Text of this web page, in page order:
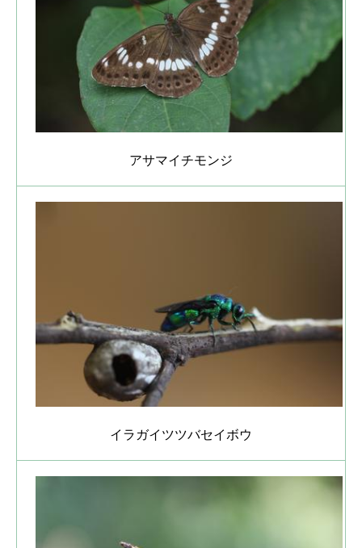
アサマイチモンジ
イラガイツツバセイボウ